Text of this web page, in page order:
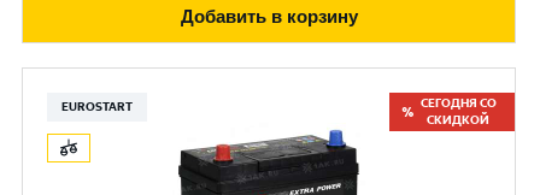
Добавить в корзину
EUROSTART
СЕГОДНЯ СО
СКИДКОЙ